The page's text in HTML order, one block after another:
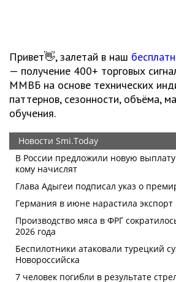
Привет👋, залетай в наш
— получение 400+ торговых
ММВБ на основе технических
паттернов, сезонности, объёма,
обучения.